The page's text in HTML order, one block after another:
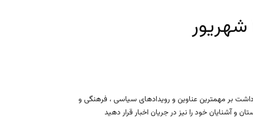
بر مهمترین عناوین و رویدادهای سیاسی ، فرهنگی و